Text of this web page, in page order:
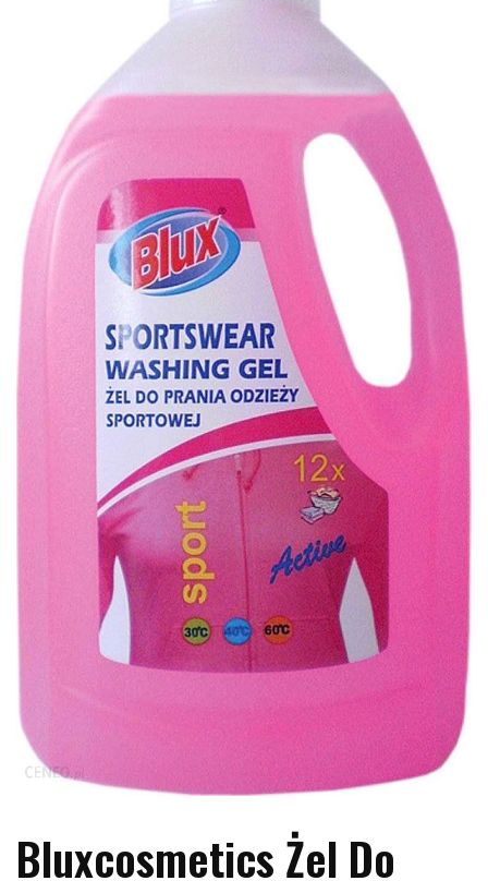
Bluxcosmetics Żel Do